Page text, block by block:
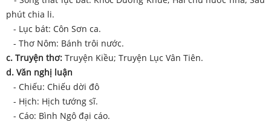
phút chia li.
- Lục bát: Côn Sơn ca.
- Thơ Nôm: Bánh trôi nước.
c. Truyện thơ: Truyện Kiều; Truyện Lục Vân Tiên.
d. Văn nghị luận
- Chiếu: Chiếu dời đô
- Hịch: Hịch tướng sĩ.
- Cáo: Bình Ngô đại cáo.